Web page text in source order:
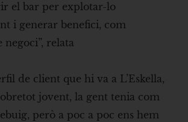
el bar per explotar-lo
i generar benefici, com
negoci”, relata
de client que hi va a L’Eskella,
jovent, la gent tenia com
però a poc a poc ens hem